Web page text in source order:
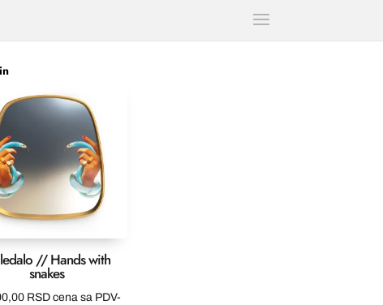
// Hands with
snakes
RSD cena sa PDV-